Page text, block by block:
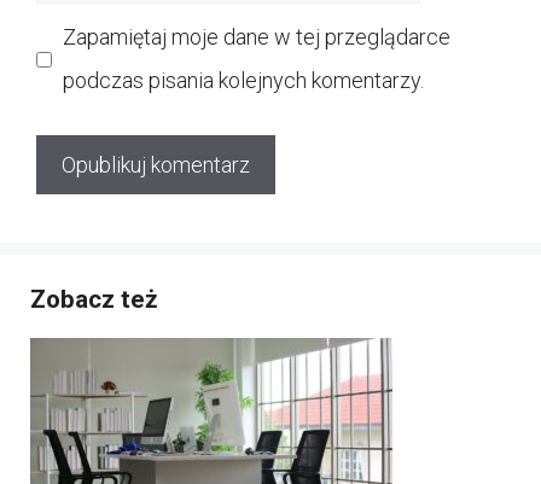
Zapamiętaj moje dane w tej przeglądarce
podczas pisania kolejnych komentarzy.
Zobacz też